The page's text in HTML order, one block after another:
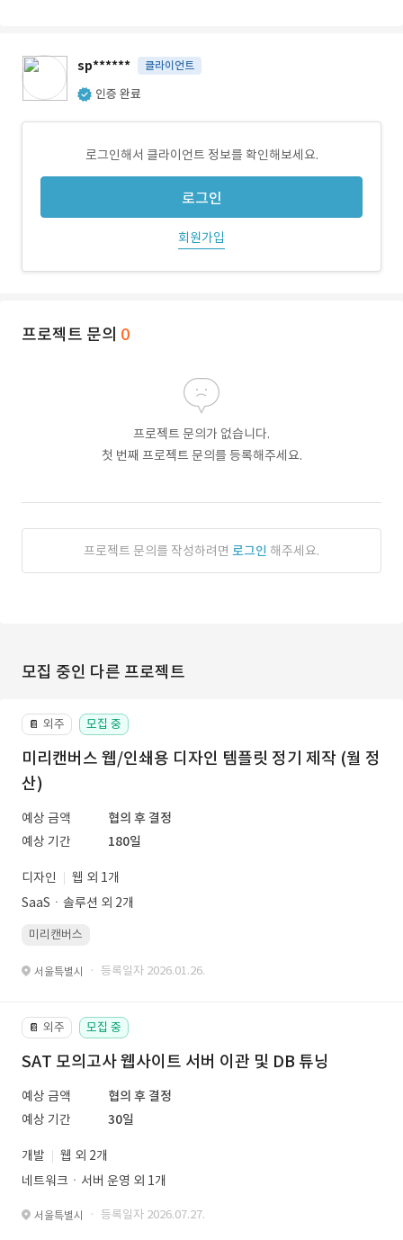
sp****** 클라이언트
인증 완료
로그인해서 클라이언트 정보를 확인해보세요.
로그인
회원가입
프로젝트 문의 0
프로젝트 문의가 없습니다.
첫 번째 프로젝트 문의를 등록해주세요.
프로젝트 문의를 작성하려면 로그인 해주세요.
모집 중인 다른 프로젝트
📔 외주 모집 중
미리캔버스 웹/인쇄용 디자인 템플릿 정기 제작 (월 정
산)
예상 금액
협의 후 결정
예상 기간
180일
디자인
웹 외 1개
SaaSㆍ솔루션 외 2개
미리캔버스
서울특별시 · 등록일자 2026.01.26.
📔 외주 모집 중
SAT 모의고사 웹사이트 서버 이관 및 DB 튜닝
예상 금액
협의 후 결정
예상 기간
30일
개발
웹 외 2개
네트워크ㆍ서버 운영 외 1개
서울특별시 · 등록일자 2026.07.27.